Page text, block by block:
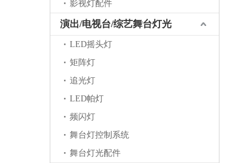
影视灯配件
演出/电视台/综艺舞台灯光
LED摇头灯
矩阵灯
追光灯
LED帕灯
频闪灯
舞台灯控制系统
舞台灯光配件